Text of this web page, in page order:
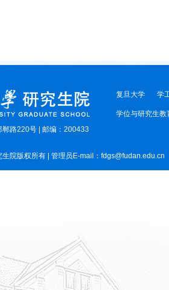
郸路220号 | 邮编：200433
复旦大学 学
学位与研究生教
院版权所有 | 管理员E-mail：fdgs@fudan.edu.cn